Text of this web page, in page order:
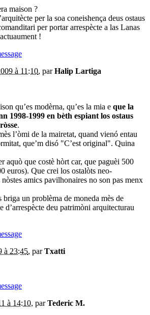
maison ?
per la soa coneishença deus ostaus
per portar arrespècte a las Lanas
!
à 11:10, parHalip Lartiga
qu’es modèrna, qu’es la mia e que la
1998-1999 en bèth espiant los ostaus
.
l’òmi de la mairetat, quand vienó entau
que’m disó "C’est original". Quina
aquò que costè hòrt car, que paguèi 500
euros). Que crei los ostalòts neo-
amics pavilhonaires no son pas menx
briga un problèma de moneda mès de
d’arrespècte deu patrimòni arquitecturau
à 23:45, parTxatti
à 14:10, parTederic M.